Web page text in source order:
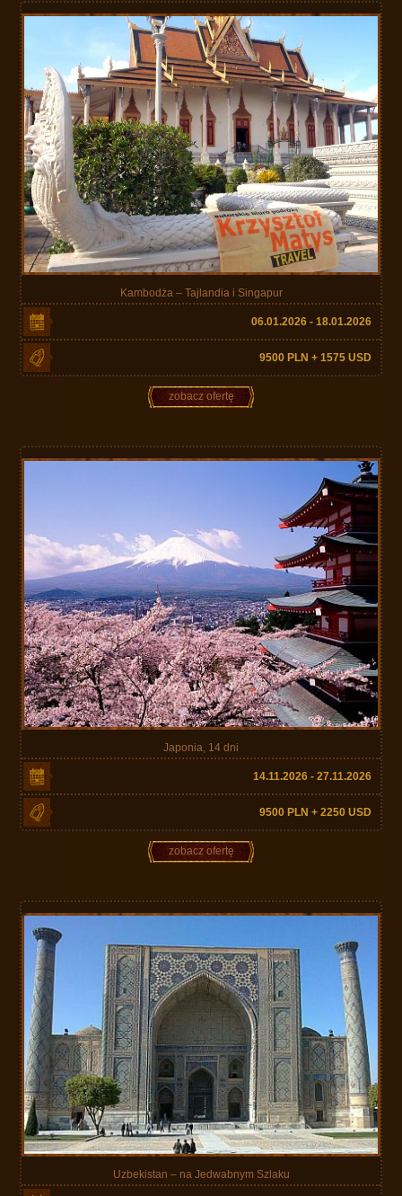
Kambodża – Tajlandia i Singapur
06.01.2026 - 18.01.2026
9500 PLN + 1575 USD
zobacz ofertę
Japonia, 14 dni
14.11.2026 - 27.11.2026
9500 PLN + 2250 USD
zobacz ofertę
Uzbekistan – na Jedwabnym Szlaku